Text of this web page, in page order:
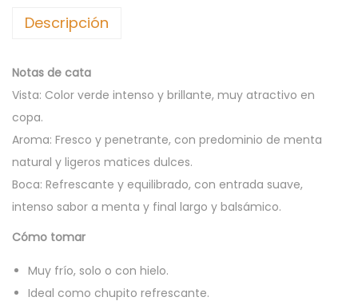
E
T
A
8
%
7
0
c
a
Descripción
Notas de cata
Vista: Color verde intenso y brillante, muy atractivo en
copa.
Aroma: Fresco y penetrante, con predominio de menta
natural y ligeros matices dulces.
Boca: Refrescante y equilibrado, con entrada suave,
intenso sabor a menta y final largo y balsámico.
Cómo tomar
Muy frío, solo o con hielo.
Ideal como chupito refrescante.